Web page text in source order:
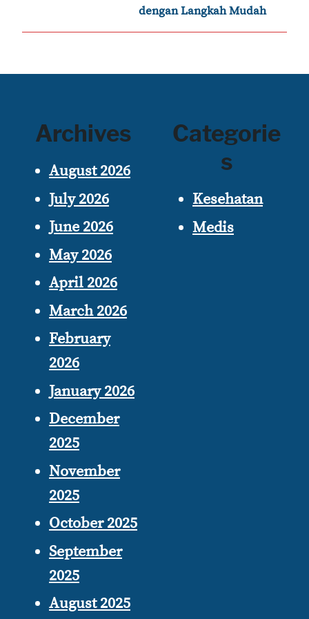
dengan Langkah Mudah
Archives
August 2026
July 2026
June 2026
May 2026
April 2026
March 2026
February
2026
January 2026
December
2025
November
2025
October 2025
September
2025
August 2025
Categorie
s
Kesehatan
Medis